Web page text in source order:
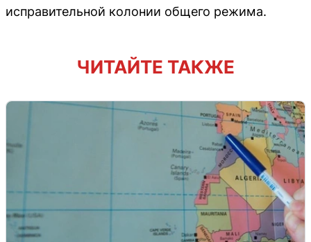
исправительной колонии общего режима.
ЧИТАЙТЕ ТАКЖЕ